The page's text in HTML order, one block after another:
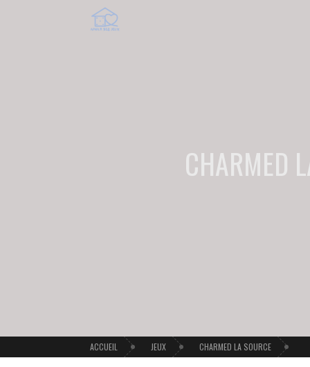
CHARMED
ACCUEIL JEUX CHARMED LA SOURCE